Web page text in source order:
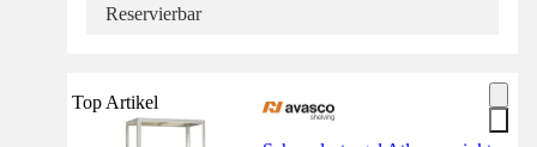
Reservierbar
Top Artikel